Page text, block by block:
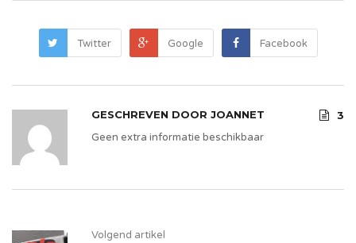
Twitter Google Facebook
GESCHREVEN DOOR JOANNET
3
Geen extra informatie beschikbaar
Volgend artikel